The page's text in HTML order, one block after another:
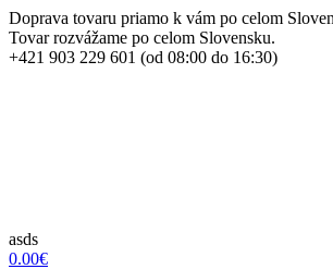
Doprava tovaru priamo k vám po celom
Tovar rozvážame po celom Slovensku.
+421 903 229 601 (od 08:00 do 16:30)
asds
0.00€